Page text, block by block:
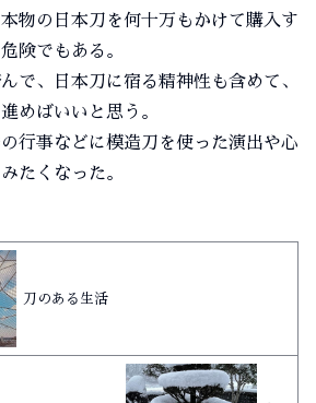
物の日本刀を何十万もかけて購入す
険でもある。
で、日本刀に宿る精神性も含めて、
めばいいと思う。
行事などに模造刀を使った演出や心
たくなった。
刀のある生活